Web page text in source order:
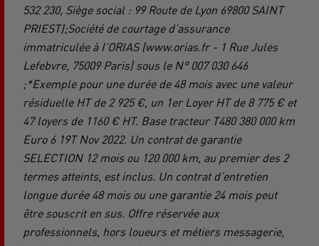
532 230, Siège social : 99 Route de Lyon 69800 SAINT
PRIEST);Société de courtage d’assurance
immatriculée à I’ORIAS (www.orias.fr - 1 Rue Jules
Lefebvre, 75009 Paris) sous le N° 007 030 646
;*Exemple pour une durée de 48 mois avec une valeur
résiduelle HT de 2 925 €, un 1er Loyer HT de 8 775 € et
47 loyers de 1160 € HT. Base tracteur T480 380 000 km
Euro 6 19T Nov 2022. Un contrat de garantie
SELECTION 12 mois ou 120 000 km, au premier des 2
termes atteints, est inclus. Un contrat d’entretien
longue durée 48 mois ou une garantie 24 mois peut
être souscrit en sus. Offre réservée aux
professionnels, hors loueurs et métiers messagerie,